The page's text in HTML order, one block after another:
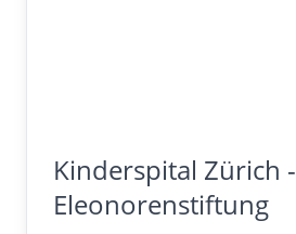
Kinderspital Zürich -
Eleonorenstiftung